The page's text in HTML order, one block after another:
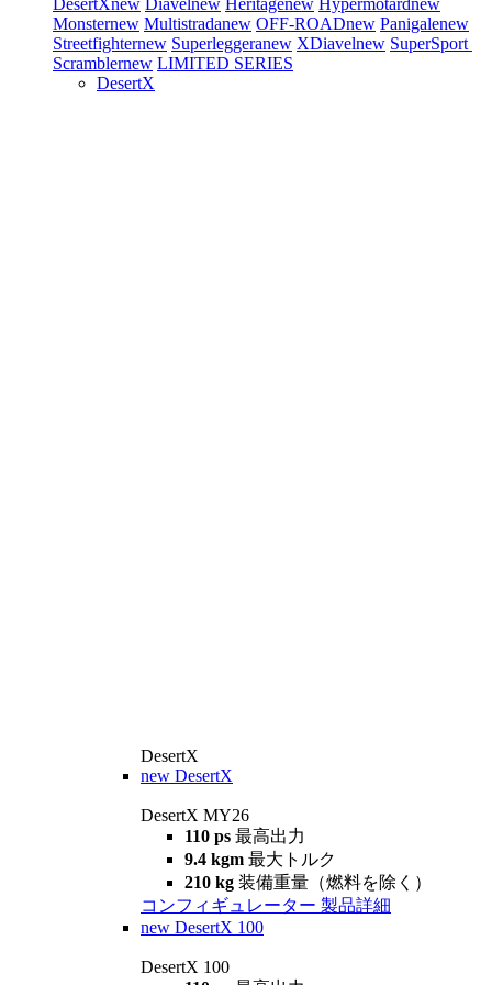
DesertXnew Diavelnew Heritagenew Hypermotardnew
Monsternew Multistradanew OFF-ROADnew Panigalenew
Streetfighternew Superleggeranew XDiavelnew SuperSport
Scramblernew LIMITED SERIES
DesertX
DesertX
new DesertX
DesertX MY26
110 ps 最高出力
9.4 kgm 最大トルク
210 kg 装備重量（燃料を除く）
コンフィギュレーター 製品詳細
new DesertX 100
DesertX 100